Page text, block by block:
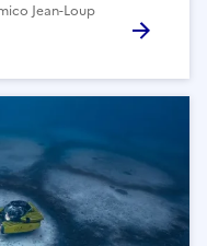
Jean-Loup